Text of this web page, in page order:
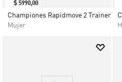
$ 5990,00
Championes Rapidmove 2 Trainer
Mujer